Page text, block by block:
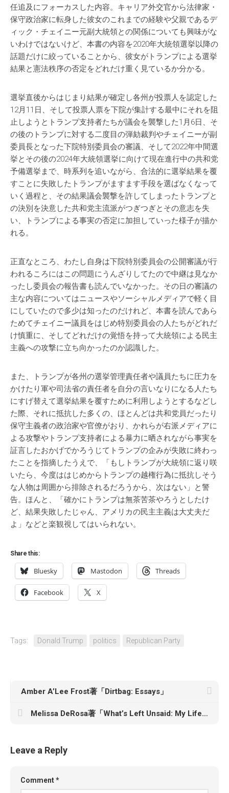
任追及にフォーカスした内容。キャリア外交官から法律家・
保守政治家に転身した彼女のこれまでの経験や父親であるデ
ィック・チェイニー元副大統領との関係についても興味がな
いわけではないけど、本書の内容を2020年大統領選挙以降の
話題だけに絞っていることから、彼女がトランプによる選挙
結果と憲法秩序の否定をどれだけ重く見ているか分かる。
選挙直後からはじまり結果が確定し各州が投票人を認定した
12月11日、そして投票人票を下院が集計する最中にそれを阻
止しようとトランプ支持者たちが議会を襲撃した1月6日、そ
の後のトランプに対する二度目の弾劾裁判やチェイニーが副
委員長となった下院特別委員会の審議、そして2022年中間選
挙とその後の2024年大統領選挙に向けて現在進行中の共和党
予備選挙まで、時系列を追いながら、合法的に選挙結果を覆
すことに失敗したトランプがますます手段を選ばなくなって
いく過程と、その結果議会襲撃を許してしまったトランプと
の決別を決意した共和党主流派がつぎつぎとその意志を失
い、トランプによる事実の否定に加担していった様子が描か
れる。
正直なところ、わたし自身は下院特別委員会の公開審議が行
われるころにはこの問題にうんざりしてたので中継は見なか
ったし委員会の報告書も読んでいなかった。その日の審議の
主な内容についてはニュースやソーシャルメディアで軽く目
にしていたので多少は知ったのだけれど、本書を読んであら
ためてチェイニー議員をはじめ特別委員会の人たちがどれだ
け慎重に、そしてどれだけの覚悟を持って大統領による民主
主義への攻撃に立ち向かったのか認識した。
また、トランプが各州の選挙管理責任者や議員たちに圧力を
かけたり軍や司法省の責任者を自分の言いなりになる人たち
にすげ替えて選挙結果を覆すために利用しようとするなどし
た際、それに抵抗した多くの、ほとんどは共和党員だったり
保守主義者の政治家や官僚がおり、かれらが右派メディアに
よる攻撃やトランプ支持者による暴力に晒されながら事実を
証言したおかげでかろうじてトランプの企みが失敗に終わっ
たことを指摘したうえで、「もしトランプが大統領に返り咲
いたら、今度ははじめからトランプの越権行為に抵抗しそう
な人物は周囲から排除されるだろうから、次はない」と警
告。ほんと、「確かにトランプは無茶苦茶やろうとしたけ
ど、結果失敗したじゃん、アメリカの民主主義は大丈夫だ
よ」などと楽観視してはいられない。
Share this:
Bluesky Mastodon Threads
Facebook X
Tags: Donald Trump politics Republican Party
Amber A’Lee Frost著「Dirtbag: Essays」
Melissa DeRosa著「What’s Left Unsaid: My Life at the Center of Power, Politics & Crisis」
Leave a Reply
Comment*